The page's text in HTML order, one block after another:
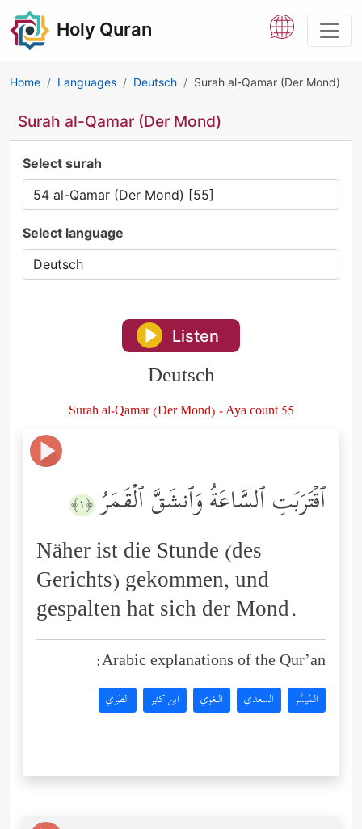
Holy Quran
Home Languages Deutsch Surah al-Qamar (Der Mond)
Surah al-Qamar (Der Mond)
Select surah
Select language
Listen
Deutsch
Surah al-Qamar (Der Mond) - Aya count 55
ٱقۡتَرَبَتِ ٱلسَّاعَةُ وَٱنشَقَّ ٱلۡقَمَرُ ﴿١﴾
Näher ist die Stunde (des
Gerichts) gekommen, und
gespalten hat sich der Mond.
Arabic explanations of the Qur’an:
المُيسَّر السعدي البغوي ابن كثير الطبري